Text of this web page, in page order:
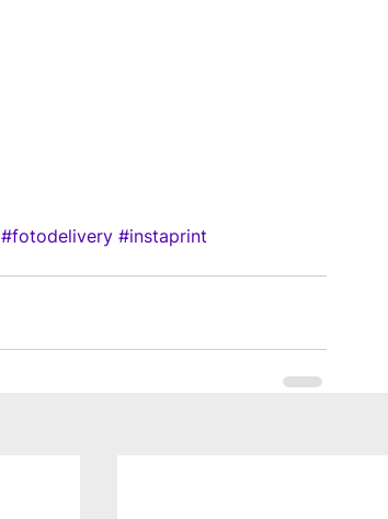
#fotodelivery #instaprint